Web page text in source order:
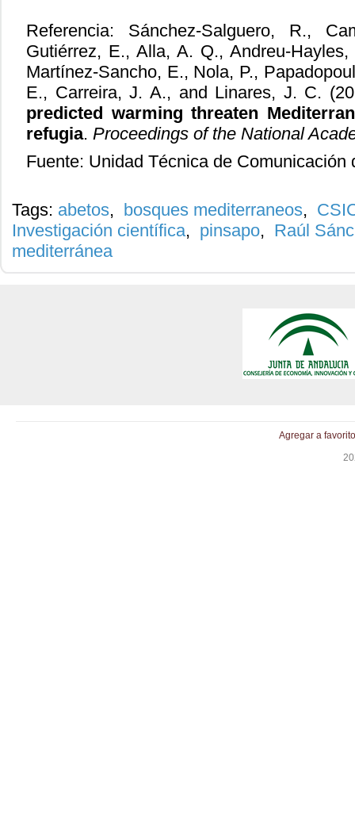
Referencia: Sánchez-Salguero, R.,
Gutiérrez, E., Alla, A. Q., Andreu-
Martínez-Sancho, E., Nola, P.,
E., Carreira, J. A., and Linares, J. C.
predicted warming threaten
refugia. Proceedings of the National
Fuente: Unidad Técnica de Comunicación
Tags: abetos, bosques mediterraneos,
Investigación científica, pinsapo, Raúl
mediterránea
Agregar a